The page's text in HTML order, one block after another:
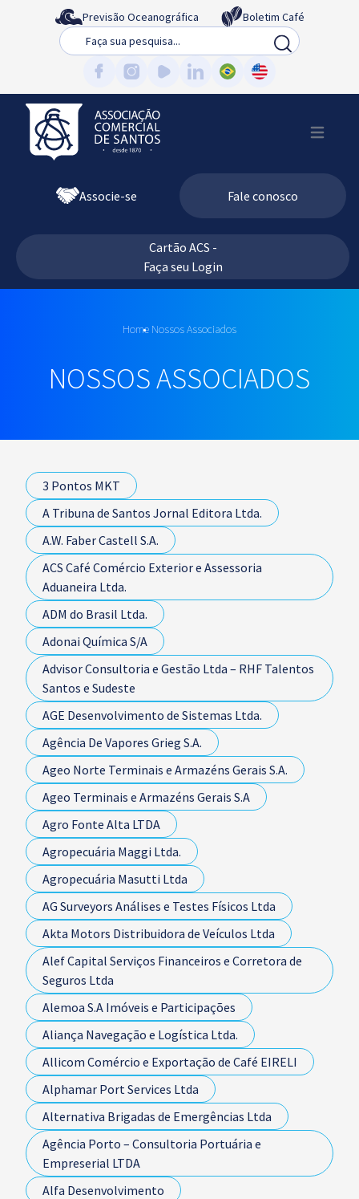
Previsão Oceanográfica
Boletim Café
Busca
Associe-se Fale conosco
Cartão ACS -
Faça seu Login
Home Nossos Associados
NOSSOS ASSOCIADOS
3 Pontos MKT
A Tribuna de Santos Jornal Editora Ltda.
A.W. Faber Castell S.A.
ACS Café Comércio Exterior e Assessoria
Aduaneira Ltda.
ADM do Brasil Ltda.
Adonai Química S/A
Advisor Consultoria e Gestão Ltda – RHF Talentos
Santos e Sudeste
AGE Desenvolvimento de Sistemas Ltda.
Agência De Vapores Grieg S.A.
Ageo Norte Terminais e Armazéns Gerais S.A.
Ageo Terminais e Armazéns Gerais S.A
Agro Fonte Alta LTDA
Agropecuária Maggi Ltda.
Agropecuária Masutti Ltda
AG Surveyors Análises e Testes Físicos Ltda
Akta Motors Distribuidora de Veículos Ltda
Alef Capital Serviços Financeiros e Corretora de
Seguros Ltda
Alemoa S.A Imóveis e Participações
Aliança Navegação e Logística Ltda.
Allicom Comércio e Exportação de Café EIRELI
Alphamar Port Services Ltda
Alternativa Brigadas de Emergências Ltda
Agência Porto – Consultoria Portuária e
Empreserial LTDA
Alfa Desenvolvimento